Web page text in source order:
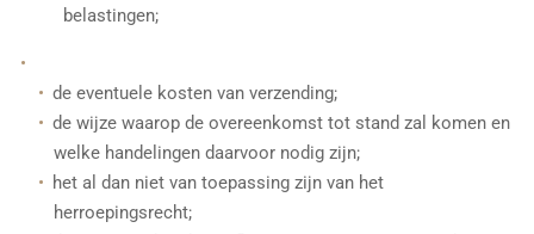
belastingen;
de eventuele kosten van verzending;
de wijze waarop de overeenkomst tot stand zal komen en
welke handelingen daarvoor nodig zijn;
het al dan niet van toepassing zijn van het
herroepingsrecht;